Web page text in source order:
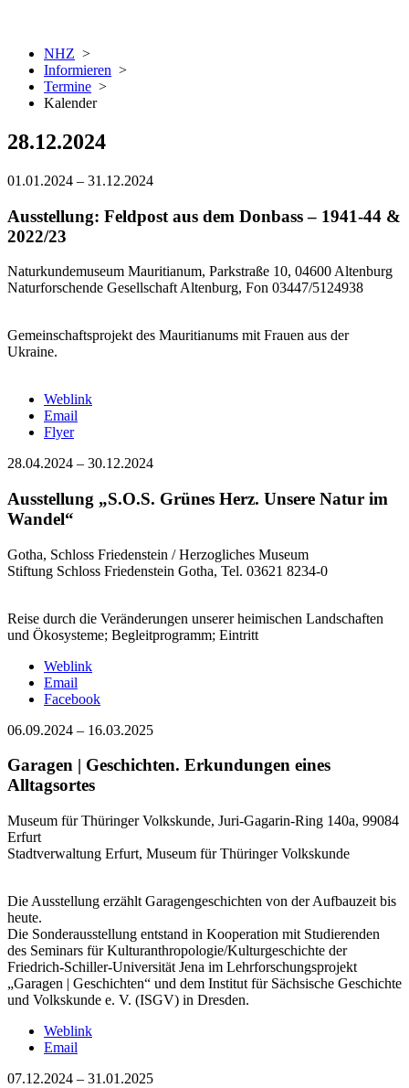
NHZ >
Informieren >
Termine >
Kalender
28.12.2024
01.01.2024 – 31.12.2024
Ausstellung: Feldpost aus dem Donbass – 1941-44 &
2022/23
Naturkundemuseum Mauritianum, Parkstraße 10, 04600 Altenburg
Naturforschende Gesellschaft Altenburg, Fon 03447/5124938
Gemeinschaftsprojekt des Mauritianums mit Frauen aus der
Ukraine.
Weblink
Email
Flyer
28.04.2024 – 30.12.2024
Ausstellung „S.O.S. Grünes Herz. Unsere Natur im
Wandel“
Gotha, Schloss Friedenstein / Herzogliches Museum
Stiftung Schloss Friedenstein Gotha, Tel. 03621 8234-0
Reise durch die Veränderungen unserer heimischen Landschaften
und Ökosysteme; Begleitprogramm; Eintritt
Weblink
Email
Facebook
06.09.2024 – 16.03.2025
Garagen | Geschichten. Erkundungen eines
Alltagsortes
Museum für Thüringer Volkskunde, Juri-Gagarin-Ring 140a, 99084
Erfurt
Stadtverwaltung Erfurt, Museum für Thüringer Volkskunde
Die Ausstellung erzählt Garagengeschichten von der Aufbauzeit bis
heute.
Die Sonderausstellung entstand in Kooperation mit Studierenden
des Seminars für Kulturanthropologie/Kulturgeschichte der
Friedrich-Schiller-Universität Jena im Lehrforschungsprojekt
„Garagen | Geschichten“ und dem Institut für Sächsische Geschichte
und Volkskunde e. V. (ISGV) in Dresden.
Weblink
Email
07.12.2024 – 31.01.2025